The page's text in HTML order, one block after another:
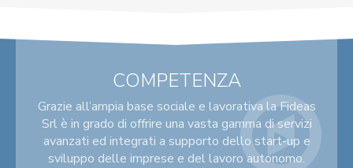
COMPETENZA
Grazie all’ampia base sociale e lavorativa la Fideas
Srl è in grado di offrire una vasta gamma di servizi
avanzati ed integrati a supporto dello start-up e
sviluppo delle imprese e del lavoro autonomo.